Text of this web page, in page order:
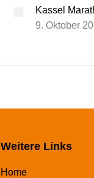
Kassel
9. Oktober
Weitere Links
Home